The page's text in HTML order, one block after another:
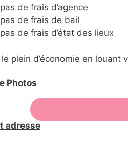
pas de frais d’agence
pas de frais de bail
pas de frais d’état des lieux
plein d’économie en
Photos
adresse